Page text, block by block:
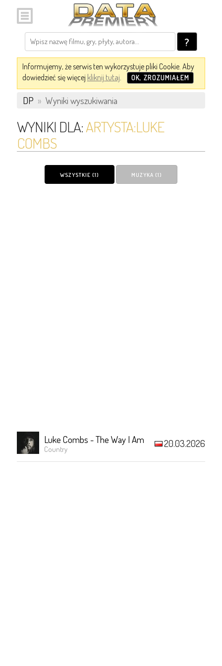
?
Informujemy, że serwis ten wykorzystuje pliki Cookie. Aby
dowiedzieć się więcej kliknij tutaj. OK, ZROZUMIAŁEM
DP » Wyniki wyszukiwania
WYNIKI DLA:ARTYSTA:LUKE
COMBS
WSZYSTKIE (1) MUZYKA (1)
Luke Combs - The Way I Am
Country 20.03.2026